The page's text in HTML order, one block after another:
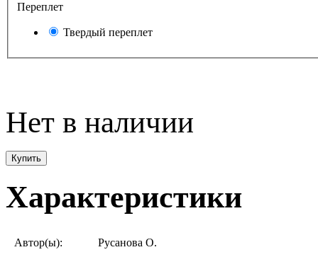
Переплет
Твердый переплет
Нет в наличии
Купить
Характеристики
Автор(ы): Русанова О.